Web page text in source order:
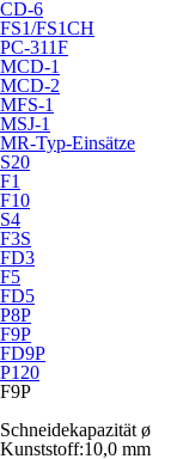
CD-6
FS1/FS1CH
PC-311F
MCD-1
MCD-2
MFS-1
MSJ-1
MR-Typ-Einsätze
S20
F1
F10
S4
F3S
FD3
F5
FD5
P8P
F9P
FD9P
P120
F9P
Schneidekapazität ø
Kunststoff:10,0 mm